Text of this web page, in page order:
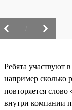
Ребята участвуют
например сколько
повторяется
внутри компании